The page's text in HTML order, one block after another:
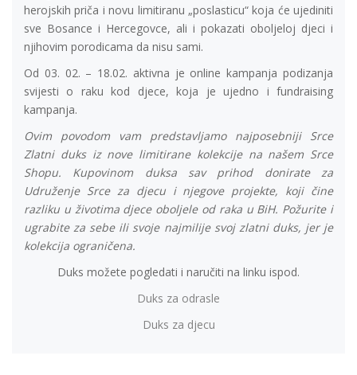
herojskih priča i novu limitiranu „poslasticu“ koja će ujediniti
sve Bosance i Hercegovce, ali i pokazati oboljeloj djeci i
njihovim porodicama da nisu sami.
Od 03. 02. – 18.02. aktivna je online kampanja podizanja
svijesti o raku kod djece, koja je ujedno i fundraising
kampanja.
Ovim povodom vam predstavljamo najposebniji Srce
Zlatni duks iz nove limitirane kolekcije na našem Srce
Shopu. Kupovinom duksa sav prihod donirate za
Udruženje Srce za djecu i njegove projekte, koji čine
razliku u životima djece oboljele od raka u BiH. Požurite i
ugrabite za sebe ili svoje najmilije svoj zlatni duks, jer je
kolekcija ograničena.
Duks možete pogledati i naručiti na linku ispod.
Duks za odrasle
Duks za djecu